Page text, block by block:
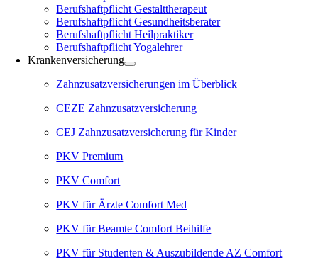
Berufshaftpflicht Gestalttherapeut
Berufshaftpflicht Gesundheitsberater
Berufshaftpflicht Heilpraktiker
Berufshaftpflicht Yogalehrer
Krankenversicherung
Zahnzusatzversicherungen im Überblick
CEZE Zahnzusatzversicherung
CEJ Zahnzusatzversicherung für Kinder
PKV Premium
PKV Comfort
PKV für Ärzte Comfort Med
PKV für Beamte Comfort Beihilfe
PKV für Studenten & Auszubildende AZ Comfort